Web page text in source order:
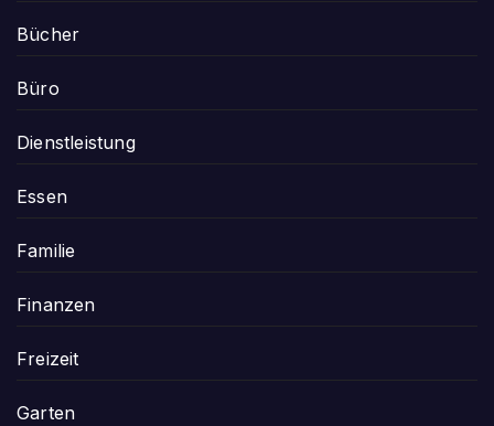
Bücher
Büro
Dienstleistung
Essen
Familie
Finanzen
Freizeit
Garten